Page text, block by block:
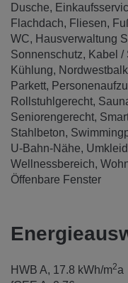
Dusche
Flachdach
Fliesen
WC
Hausverwaltung
Sonnenschutz
Kabel /
Kühlung
Parkett
Rollstuhlgerecht
Seniorengerecht
Stahlbeton
U-Bahn-Nähe
Wellnessbereich
Öffenbare Fenster
HWB A, 17.8 kWh/m2a